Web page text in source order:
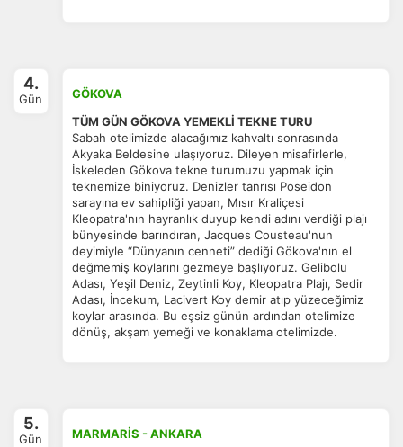
4.
Gün
GÖKOVA
TÜM GÜN GÖKOVA YEMEKLİ TEKNE TURU
Sabah otelimizde alacağımız kahvaltı sonrasında
Akyaka Beldesine ulaşıyoruz. Dileyen misafirlerle,
İskeleden Gökova tekne turumuzu yapmak için
teknemize biniyoruz. Denizler tanrısı Poseidon
sarayına ev sahipliği yapan, Mısır Kraliçesi
Kleopatra'nın hayranlık duyup kendi adını verdiği plajı
bünyesinde barındıran, Jacques Cousteau'nun
deyimiyle “Dünyanın cenneti” dediği Gökova'nın el
değmemiş koylarını gezmeye başlıyoruz. Gelibolu
Adası, Yeşil Deniz, Zeytinli Koy, Kleopatra Plajı, Sedir
Adası, İncekum, Lacivert Koy demir atıp yüzeceğimiz
koylar arasında. Bu eşsiz günün ardından otelimize
dönüş, akşam yemeği ve konaklama otelimizde.
5.
Gün
MARMARİS - ANKARA